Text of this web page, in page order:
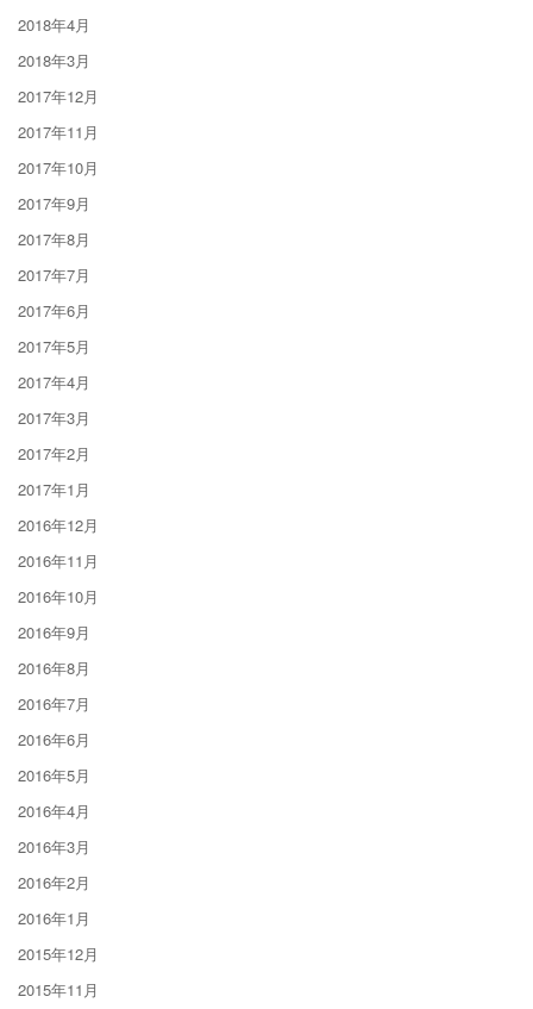
2018年4月
2018年3月
2017年12月
2017年11月
2017年10月
2017年9月
2017年8月
2017年7月
2017年6月
2017年5月
2017年4月
2017年3月
2017年2月
2017年1月
2016年12月
2016年11月
2016年10月
2016年9月
2016年8月
2016年7月
2016年6月
2016年5月
2016年4月
2016年3月
2016年2月
2016年1月
2015年12月
2015年11月